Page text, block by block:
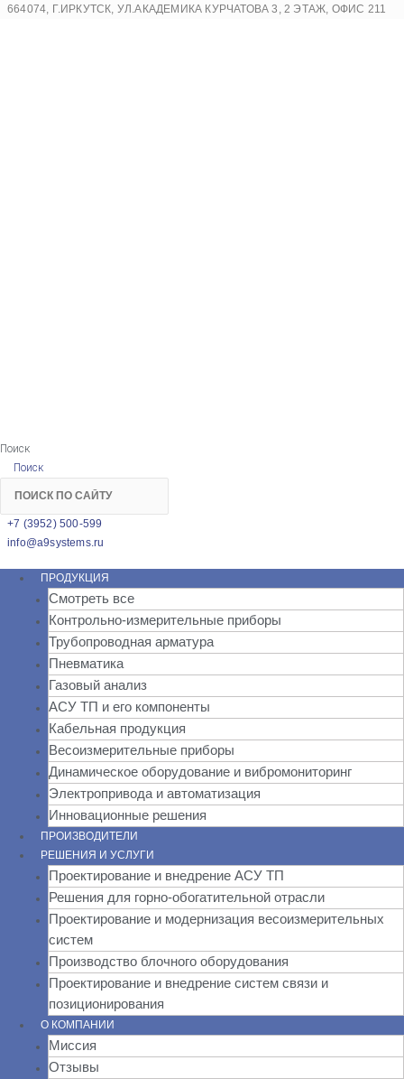
Перейти
664074, Г.ИРКУТСК, УЛ.АКАДЕМИКА КУРЧАТОВА 3, 2 ЭТАЖ, ОФИС 211
Поиск
Поиск
+7 (3952) 500-599
info@a9systems.ru
ПРОДУКЦИЯ
Смотреть все
Контрольно-измерительные приборы
Трубопроводная арматура
Пневматика
Газовый анализ
АСУ ТП и его компоненты
Кабельная продукция
Весоизмерительные приборы
Динамическое оборудование и вибромониторинг
Электропривода и автоматизация
Инновационные решения
ПРОИЗВОДИТЕЛИ
РЕШЕНИЯ И УСЛУГИ
Проектирование и внедрение АСУ ТП
Решения для горно-обогатительной отрасли
Проектирование и модернизация весоизмерительных
систем
Производство блочного оборудования
Проектирование и внедрение систем связи и
позиционирования
О КОМПАНИИ
Миссия
Отзывы